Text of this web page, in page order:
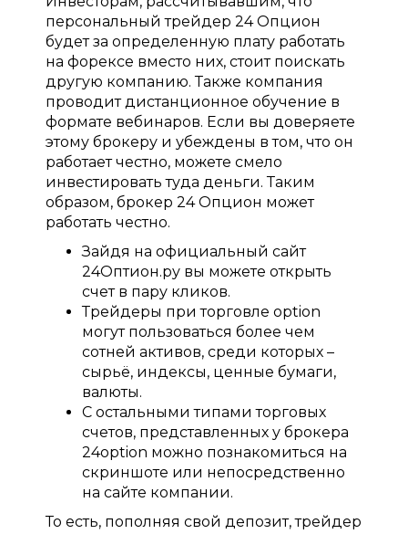
персональный трейдер 24 Опцион
будет за определенную плату работать
на форексе вместо них, стоит поискать
другую компанию. Также компания
проводит дистанционное обучение в
формате вебинаров. Если вы доверяете
этому брокеру и убеждены в том, что он
работает честно, можете смело
инвестировать туда деньги. Таким
образом, брокер 24 Опцион может
работать честно.
Зайдя на официальный сайт
24Оптион.ру вы можете открыть
счет в пару кликов.
Трейдеры при торговле option
могут пользоваться более чем
сотней активов, среди которых –
сырьё, индексы, ценные бумаги,
валюты.
С остальными типами торговых
счетов, представленных у брокера
24option можно познакомиться на
скриншоте или непосредственно
на сайте компании.
То есть, пополняя свой депозит, трейдер